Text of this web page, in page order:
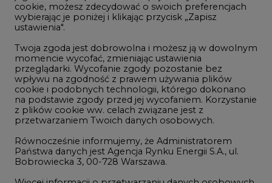
Górnictwo
Atom
Fotowoltaika
Offshore wind
Zielone samorządy
Zielona gospodarka
cookie, możesz zdecydować o swoich preferencjach
wybierając je poniżej i klikając przycisk „Zapisz
ustawienia".
Twoja zgoda jest dobrowolna i możesz ją w dowolnym
momencie wycofać, zmieniając ustawienia
przeglądarki. Wycofanie zgody pozostanie bez
wpływu na zgodność z prawem używania plików
cookie i podobnych technologii, którego dokonano
na podstawie zgody przed jej wycofaniem. Korzystanie
z plików cookie ww. celach związane jest z
przetwarzaniem Twoich danych osobowych.
Równocześnie informujemy, że Administratorem
Państwa danych jest Agencja Rynku Energii S.A., ul.
Bobrowiecka 3, 00-728 Warszawa.